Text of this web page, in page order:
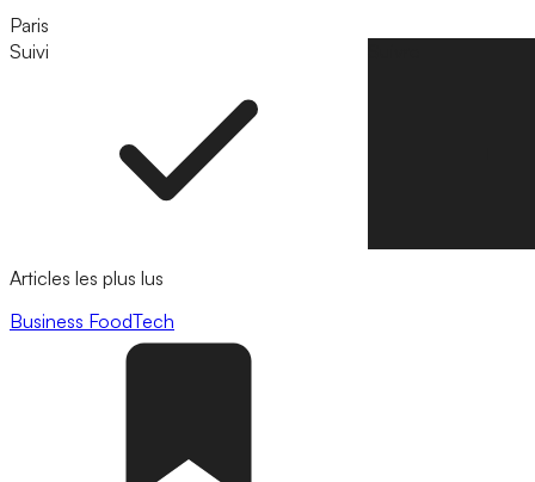
Paris
Suivi
Articles les plus lus
Business FoodTech